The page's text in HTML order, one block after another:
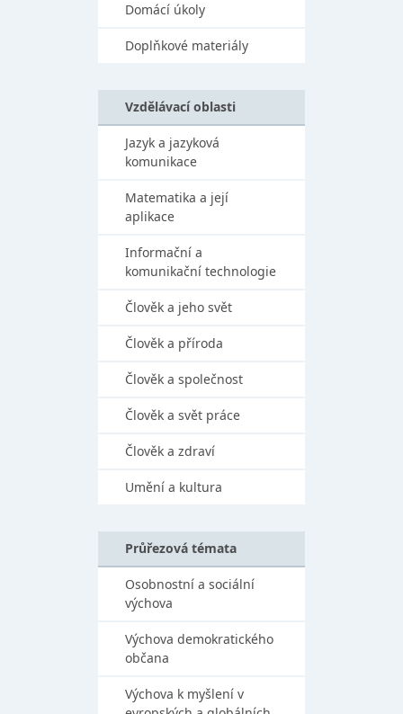
Domácí úkoly
Doplňkové materiály
Vzdělávací oblasti
Jazyk a jazyková
komunikace
Matematika a její
aplikace
Informační a
komunikační technologie
Člověk a jeho svět
Člověk a příroda
Člověk a společnost
Člověk a svět práce
Člověk a zdraví
Umění a kultura
Průřezová témata
Osobnostní a sociální
výchova
Výchova demokratického
občana
Výchova k myšlení v